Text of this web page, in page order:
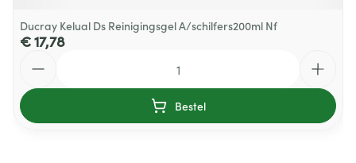
Ducray Kelual Ds Reinigingsgel A/schilfers200ml Nf
€ 17,78
Bestel